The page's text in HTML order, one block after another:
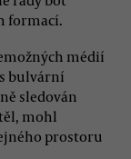
formací.
médií
bulvární
sledován
mohl
prostoru